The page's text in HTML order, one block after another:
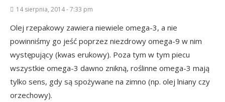
14 sierpnia, 2014 - 7:33 pm
Olej rzepakowy zawiera niewiele omega-3, a nie
powinniśmy go jeść poprzez niezdrowy omega-9 w nim
występujący (kwas erukowy). Poza tym w tym piecu
wszystkie omega-3 dawno znikną, roślinne omega-3 mają
tylko sens, gdy są spożywane na zimno (np. olej lniany czy
orzechowy).